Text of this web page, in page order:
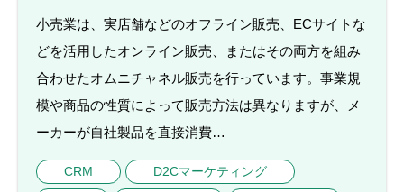
小売業は、実店舗などのオフライン販売、ECサイトな
どを活用したオンライン販売、またはその両方を組み
合わせたオムニチャネル販売を行っています。事業規
模や商品の性質によって販売方法は異なりますが、メ
ーカーが自社製品を直接消費…
CRM
D2Cマーケティング